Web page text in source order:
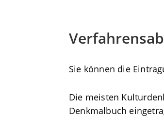
Sie können die
Die meisten
Denkmalbuch